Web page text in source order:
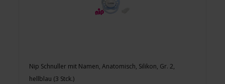
Nip Schnuller mit Namen, Anatomisch, Silikon, Gr. 2,
hellblau (3 Stck.)